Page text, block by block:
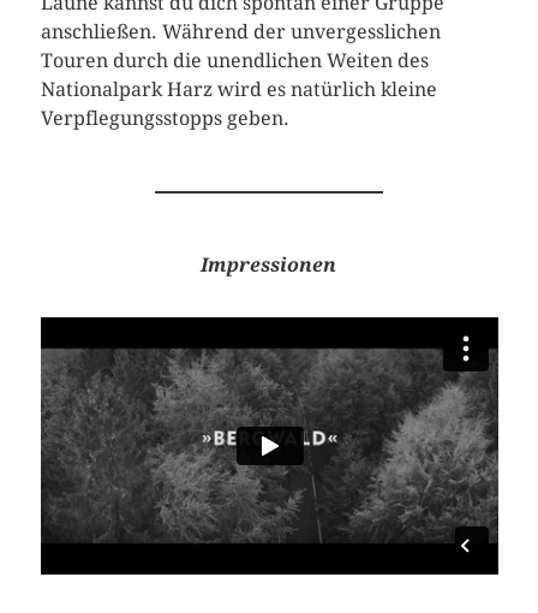
anschließen. Während der unvergesslichen
Touren durch die unendlichen Weiten des
Nationalpark Harz wird es natürlich kleine
Verpflegungsstopps geben.
Impressionen